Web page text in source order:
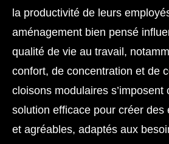
la productivité de leurs
aménagement bien pensé
qualité de vie au travail,
confort, de concentration et de
cloisons modulaires s’imposent
solution efficace pour créer des
et agréables, adaptés aux